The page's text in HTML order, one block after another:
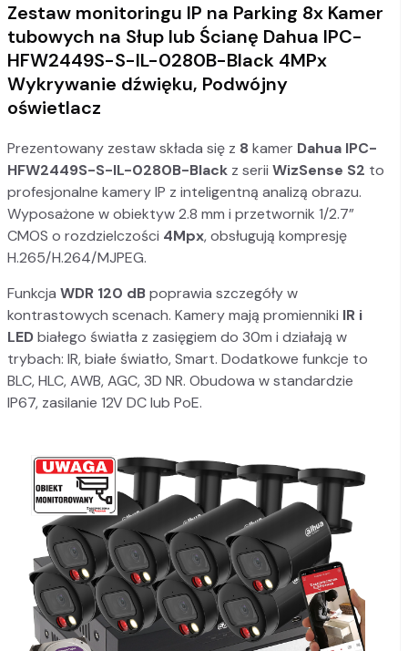
Zestaw monitoringu IP na Parking 8x Kamer
tubowych na Słup lub Ścianę Dahua IPC-
HFW2449S-S-IL-0280B-Black 4MPx
Wykrywanie dźwięku, Podwójny
oświetlacz
Prezentowany zestaw składa się z 8 kamer Dahua IPC-
HFW2449S-S-IL-0280B-Black z serii WizSense S2 to
profesjonalne kamery IP z inteligentną analizą obrazu.
Wyposażone w obiektyw 2.8 mm i przetwornik 1/2.7”
CMOS o rozdzielczości 4Mpx, obsługują kompresję
H.265/H.264/MJPEG.
Funkcja WDR 120 dBpoprawia szczegóły w
kontrastowych scenach. Kamery mają promienniki IR i
LEDbiałego światła z zasięgiem do 30m i działają w
trybach: IR, białe światło, Smart. Dodatkowe funkcje to
BLC, HLC, AWB, AGC, 3D NR. Obudowa w standardzie
IP67, zasilanie 12V DC lub PoE.